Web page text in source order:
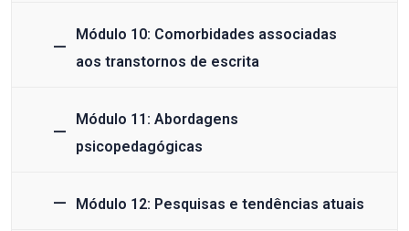
Módulo 10: Comorbidades associadas
aos transtornos de escrita
Módulo 11: Abordagens
psicopedagógicas
Módulo 12: Pesquisas e tendências atuais